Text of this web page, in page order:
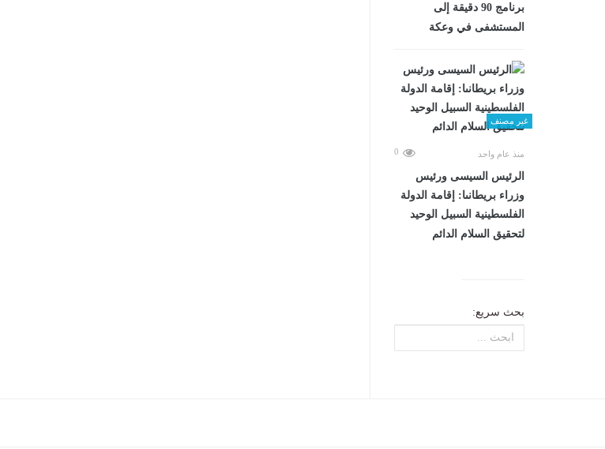
برنامج 90 دقيقة إلى
المستشفى في وعكة
غير مصنف
منذ عام واحد 0
الرئيس السيسى ورئيس
وزراء بريطانىا: إقامة الدولة
الفلسطينية السبيل الوحيد
لتحقيق السلام الدائم
بحث سريع: